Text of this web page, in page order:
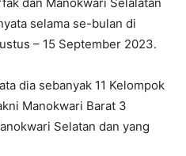
selama se-bulan di
– 15 September 2023.
dia sebanyak 11 Kelompok
Manokwari Barat 3
Selatan dan yang